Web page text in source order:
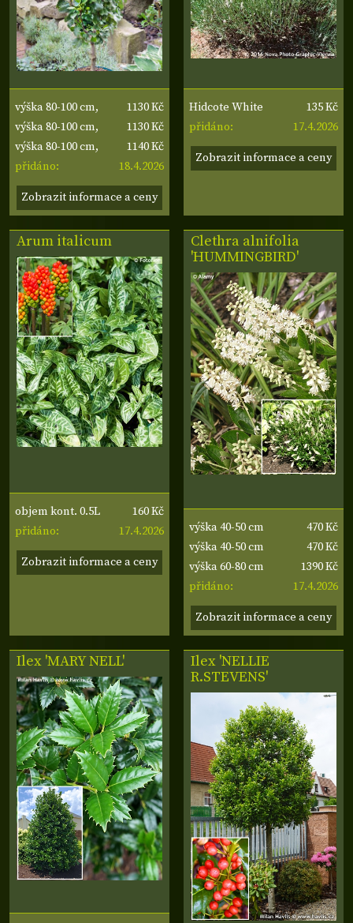
výška 80-100 cm,
Decora
1130 Kč
výška 80-100 cm,
Decora
1130 Kč
výška 80-100 cm,
Saphira
1140 Kč
přidáno:
18.4.2026
Zobrazit informace a ceny
Hidcote White
135 Kč
přidáno:
17.4.2026
Zobrazit informace a ceny
Arum italicum
objem kont. 0.5L
160 Kč
přidáno:
17.4.2026
Zobrazit informace a ceny
Clethra alnifolia
'HUMMINGBIRD'
výška 40-50 cm
470 Kč
výška 40-50 cm
470 Kč
výška 60-80 cm
1390 Kč
přidáno:
17.4.2026
Zobrazit informace a ceny
Ilex 'MARY NELL'
Ilex 'NELLIE
R.STEVENS'